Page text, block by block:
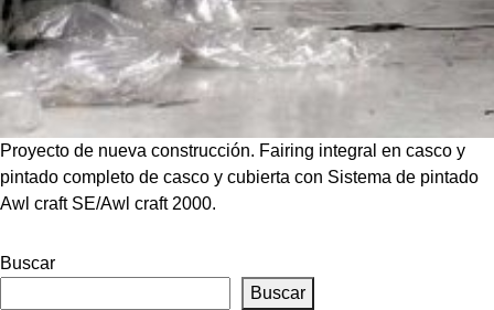
Proyecto de nueva construcción. Fairing integral en casco y
pintado completo de casco y cubierta con Sistema de pintado
Awl craft SE/Awl craft 2000.
Buscar
Buscar